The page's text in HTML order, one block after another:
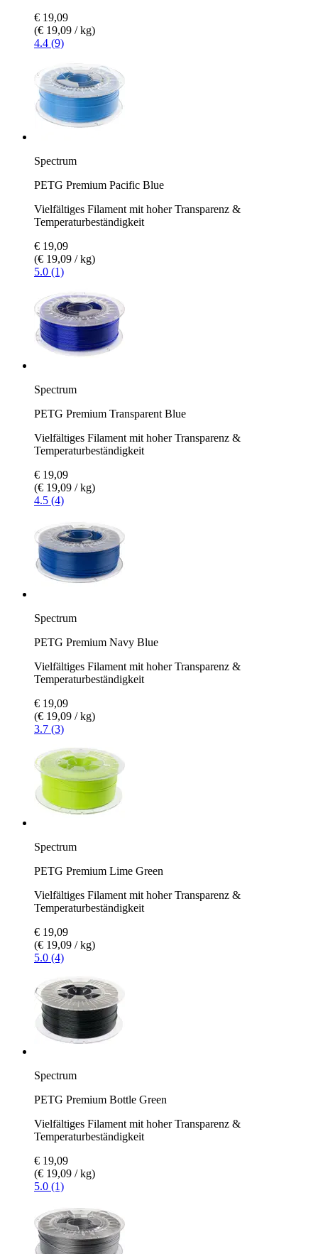
€ 19,09
(€ 19,09 / kg)
4.4 (9)
Spectrum
PETG Premium Pacific Blue
Vielfältiges Filament mit hoher Transparenz &
Temperaturbeständigkeit
€ 19,09
(€ 19,09 / kg)
5.0 (1)
Spectrum
PETG Premium Transparent Blue
Vielfältiges Filament mit hoher Transparenz &
Temperaturbeständigkeit
€ 19,09
(€ 19,09 / kg)
4.5 (4)
Spectrum
PETG Premium Navy Blue
Vielfältiges Filament mit hoher Transparenz &
Temperaturbeständigkeit
€ 19,09
(€ 19,09 / kg)
3.7 (3)
Spectrum
PETG Premium Lime Green
Vielfältiges Filament mit hoher Transparenz &
Temperaturbeständigkeit
€ 19,09
(€ 19,09 / kg)
5.0 (4)
Spectrum
PETG Premium Bottle Green
Vielfältiges Filament mit hoher Transparenz &
Temperaturbeständigkeit
€ 19,09
(€ 19,09 / kg)
5.0 (1)